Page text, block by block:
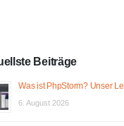
Beiträge
Was ist PhpStorm? Unser
6. August 2026